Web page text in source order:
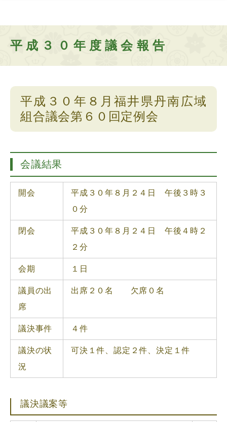
平成３０年度議会報告
平成３０年８月福井県丹南広域
組合議会第６０回定例会
会議結果
開会
平成３０年８月２４日 午後３時３
０分
閉会
平成３０年８月２４日 午後４時２
２分
会期 １日
議員の出
席
出席２０名 欠席０名
議決事件 ４件
議決の状
況
可決１件、認定２件、決定１件
議決議案等